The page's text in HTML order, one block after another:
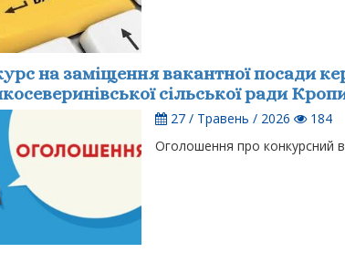
на заміщення вакантної посади
сільської ради
27 / Травень / 2026
184
Оголошення про конкурсний